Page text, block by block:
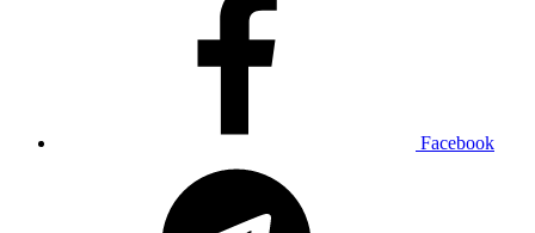
Facebook